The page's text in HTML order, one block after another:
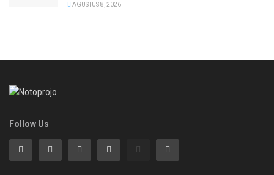
AGUSTUS 8, 2026
Follow Us